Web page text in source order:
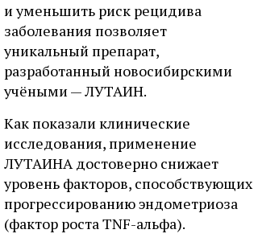
и уменьшить риск рецидива
заболевания позволяет
уникальный препарат,
разработанный новосибирскими
учёными — ЛУТАИН.
Как показали клинические
исследования, применение
ЛУТАИНА достоверно снижает
уровень факторов, способствующих
прогрессированию эндометриоза
(фактор роста TNF-альфа).